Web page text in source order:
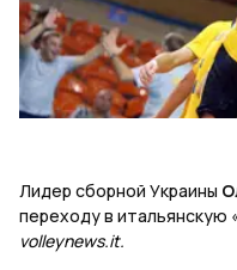
Лидер сборной Украины
переходу в
volleynews.it.